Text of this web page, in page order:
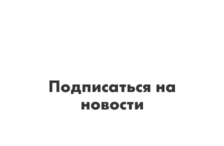
Подписаться на
новости